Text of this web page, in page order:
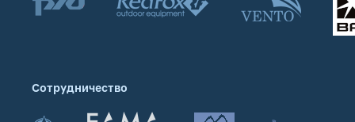
Сотрудничество